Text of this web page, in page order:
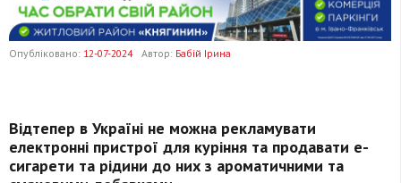
Опубліковано: 12-07-2024 Автор: Бабій Ірина
Відтепер в Україні не можна рекламувати
електронні пристрої для куріння та продавати е-
сигарети та рідини до них з ароматичними та